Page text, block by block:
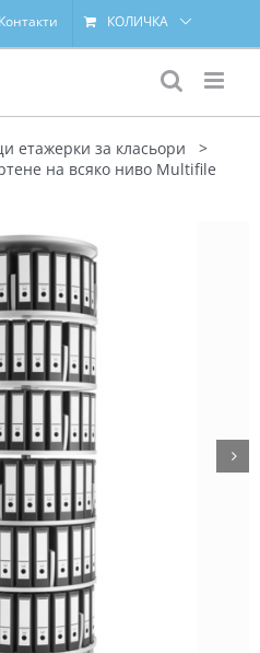
Контакти КОЛИЧКА
етажерки за класьори >
на всяко ниво Multifile